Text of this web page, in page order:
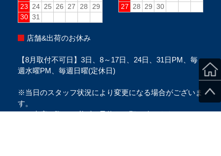
店舗&出荷のお休み
【8月取付不可日】3日、8～17日、24日、31日PM、毎
週水曜PM、毎週日曜(定休日)
※当日のスタッフ状況により変更になる場合がございま
す。
※ご来店の際は、必ずご予約をお願い致します。